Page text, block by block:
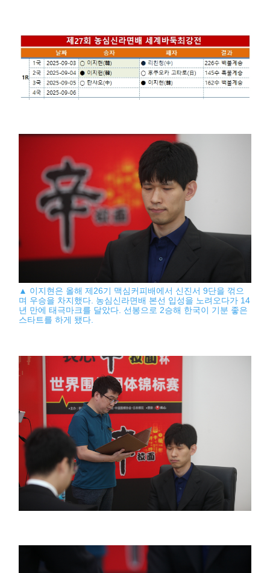
▲ 이지현은 올해 제26기 맥심커피배에서 신진서 9단을 꺾으
며 우승을 차지했다. 농심신라면배 본선 입성을 노려오다가 14
년 만에 태극마크를 달았다. 선봉으로 2승해 한국이 기분 좋은
스타트를 하게 됐다.